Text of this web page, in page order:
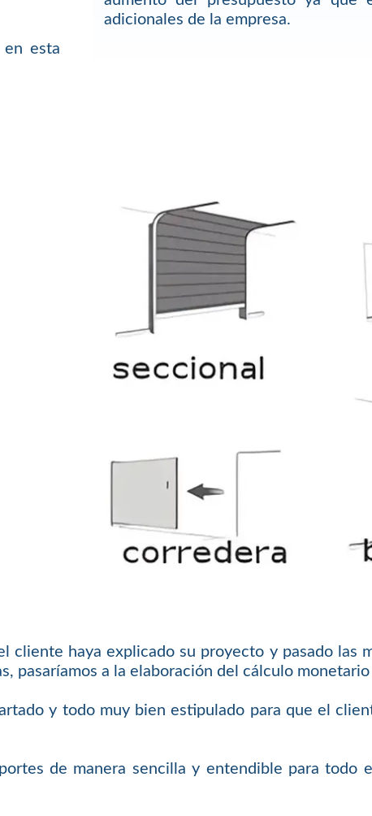
esta
adicionales de la empresa.
cliente haya explicado su proyecto y pasado las
pasaríamos a la elaboración del cálculo
y todo muy bien estipulado para que el
de manera sencilla y entendible para todo